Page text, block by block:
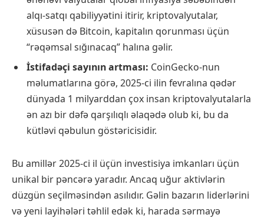
alqı-satqı qabiliyyətini itirir, kriptovalyutalar,
xüsusən də Bitcoin, kapitalın qorunması üçün
“rəqəmsal sığınacaq” halına gəlir.
İstifadəçi sayının artması: CoinGecko-nun
məlumatlarına görə, 2025-ci ilin fevralına qədər
dünyada 1 milyarddan çox insan kriptovalyutalarla
ən azı bir dəfə qarşılıqlı əlaqədə olub ki, bu da
kütləvi qəbulun göstəricisidir.
Bu amillər 2025-ci il üçün investisiya imkanları üçün
unikal bir pəncərə yaradır. Ancaq uğur aktivlərin
düzgün seçilməsindən asılıdır. Gəlin bazarın liderlərini
və yeni layihələri təhlil edək ki, harada sərmayə